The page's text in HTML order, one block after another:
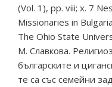
(Vol. 1), pр. viii; х. 7
Missionaries in
The Ohio State
М. Славкова.
българските и
те са със семейни